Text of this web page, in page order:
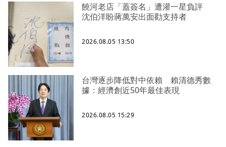
饒河老店「蓋簽名」遭灌一星負評
沈伯洋盼蔣萬安出面勸支持者
2026.08.05 13:50
台灣逐步降低對中依賴 賴清德秀數
據：經濟創近50年最佳表現
2026.08.05 15:29